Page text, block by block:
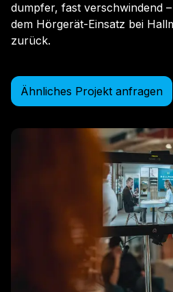
dumpfer, fast verschwindend
dem Hörgerät-Einsatz bei
zurück.
Ähnliches Projekt anfragen